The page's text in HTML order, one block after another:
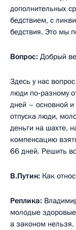
дополнительных
бедствием, с
бедствия. Это мы
Вопрос: Добрый
Здесь у нас
люди по‑разному
дней – основной и
отпуска люди,
деньги на шахте,
компенсацию
66 дней. Решить
В.Путин: Как
Реплика:
молодые здоровые
а законом нельзя.